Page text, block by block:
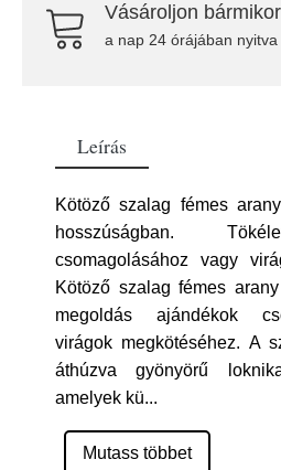
Vásároljon bármikor
a nap 24 órájában nyitva
Leírás
Kötöző szalag fémes
hosszúságban.
csomagolásához vagy
Kötöző szalag fémes
megoldás ajándékok
virágok megkötéséhez. A
áthúzva gyönyörű
amelyek kü...
Mutass többet